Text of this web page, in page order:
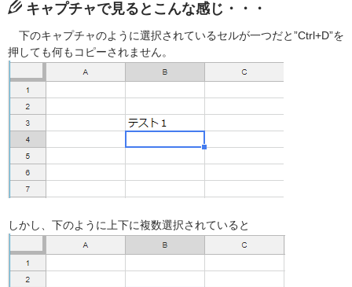
キャプチャで見るとこんな感じ・・・
下のキャプチャのように選択されているセルが一つだと”Ctrl+D”を
押しても何もコピーされません。
しかし、下のように上下に複数選択されていると